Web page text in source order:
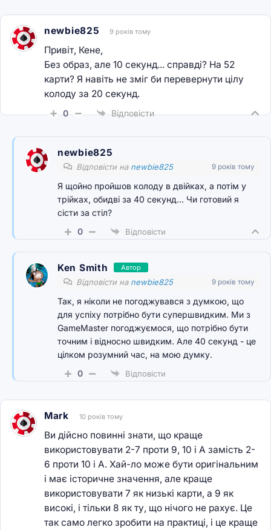
newbie825 9 років тому
Привіт, Кене,
Без образ, але 10 секунд... справді? На 52
карти? Я навіть не зміг би перевернути цілу
колоду за 20 секунд.
0 Відповісти
newbie825
Відповісти на newbie825 9 років тому
Я щойно пройшов колоду в двійках, а потім у
трійках, обидві за 40 секунд... Чи готовий я
сісти за стіл?
0
Відповісти
Ken Smith Автор
Відповісти на newbie825 9 років тому
Так, я ніколи не погоджувався з думкою, що
для успіху потрібно бути супершвидким. Ми з
GameMaster погоджуємося, що потрібно бути
точним і відносно швидким. Але 40 секунд - це
цілком розумний час, на мою думку.
0
Відповісти
Mark 10 років тому
Ви дійсно повинні знати, що краще
використовувати 2-7 проти 9, 10 і A замість 2-
6 проти 10 і A. Хай-ло може бути оригінальним
і має історичне значення, але краще
використовувати 7 як низькі карти, а 9 як
високі, і тільки 8 як ту, що нічого не рахує. Це
так само легко зробити на практиці, і це краще